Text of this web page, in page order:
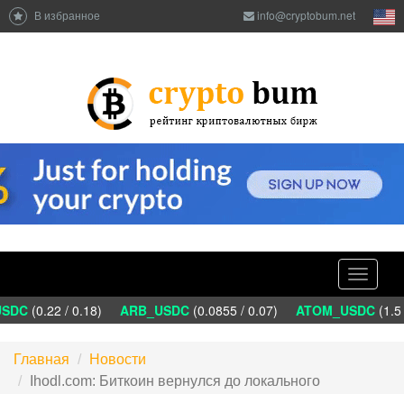
В избранное info@cryptobum.net
Toggle
(0.22 / 0.18) ARB_USDC(0.0855 / 0.07) ATOM_USDC(1.5
Главная
Новости
Ihodl.com: Биткоин вернулся до локального